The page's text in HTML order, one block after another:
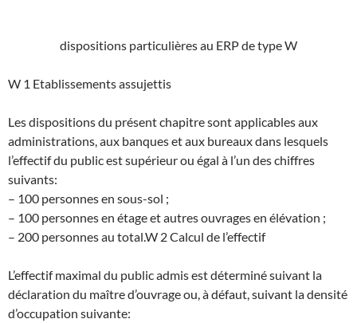
dispositions particulières au ERP de type W
W 1 Etablissements assujettis
Les dispositions du présent chapitre sont applicables aux
administrations, aux banques et aux bureaux dans lesquels
l’effectif du public est supérieur ou égal à l’un des chiffres
suivants:
– 100 personnes en sous-sol ;
– 100 personnes en étage et autres ouvrages en élévation ;
– 200 personnes au total.W 2 Calcul de l’effectif
L’effectif maximal du public admis est déterminé suivant la
déclaration du maître d’ouvrage ou, à défaut, suivant la densité
d’occupation suivante: